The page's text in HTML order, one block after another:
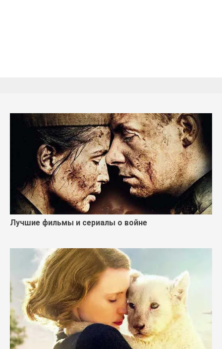
Лучшие фильмы и сериалы о войне